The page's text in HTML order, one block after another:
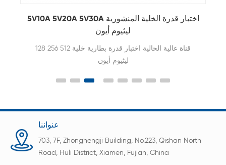
5V10A 5V20A 5V30A اختبار قدرة الخلية المنشورية
ليثيوم أيون
128 256 512 قناة عالية الحالية اختبار قدرة بطارية خلية
ليثيوم أيون
عنواننا
703, 7F, Zhonghengji Building, No.223, Qishan North
Road, Huli District, Xiamen, Fujian, China